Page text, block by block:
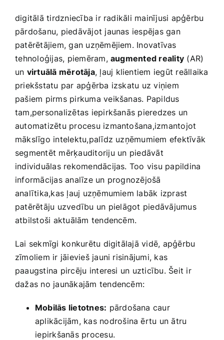
digitālā tirdzniecība ir‍ radikāli mainījusi apģērbu
pārdošanu, piedāvājot​ jaunas iespējas gan
patērētājiem, gan uzņēmējiem. Inovatīvas
⁤tehnoloģijas, piemēram,augmented reality (AR)
un virtuālā‍ mērotāja, ļauj klientiem iegūt reāllaika
priekšstatu par ‌apģērba izskatu uz viņiem
pašiem pirms pirkuma veikšanas. Papildus
tam,personalizētas iepirkšanās pieredzes un
automatizētu procesu izmantošana,izmantojot
mākslīgo intelektu,palīdz‌ uzņēmumiem efektīvāk‍
segmentēt mērķauditoriju un⁣ piedāvāt​
individuālas rekomendācijas. Too visu papildina
informācijas analīze un prognozējošā
analītika,kas ļauj uzņēmumiem labāk izprast
‌patērētāju uzvedību un⁣ pielāgot piedāvājumus
atbilstoši aktuālām tendencēm.
Lai sekmīgi ⁤konkurētu digitālajā vidē, apģērbu
zīmoliem ir jāievieš jauni risinājumi, kas
paaugstina pircēju⁤ interesi un uzticību. Šeit ir
dažas no jaunākajām tendencēm:
Mobilās lietotnes: pārdošana caur⁣
aplikācijām, kas nodrošina ērtu un ātru
⁣iepirkšanās procesu.